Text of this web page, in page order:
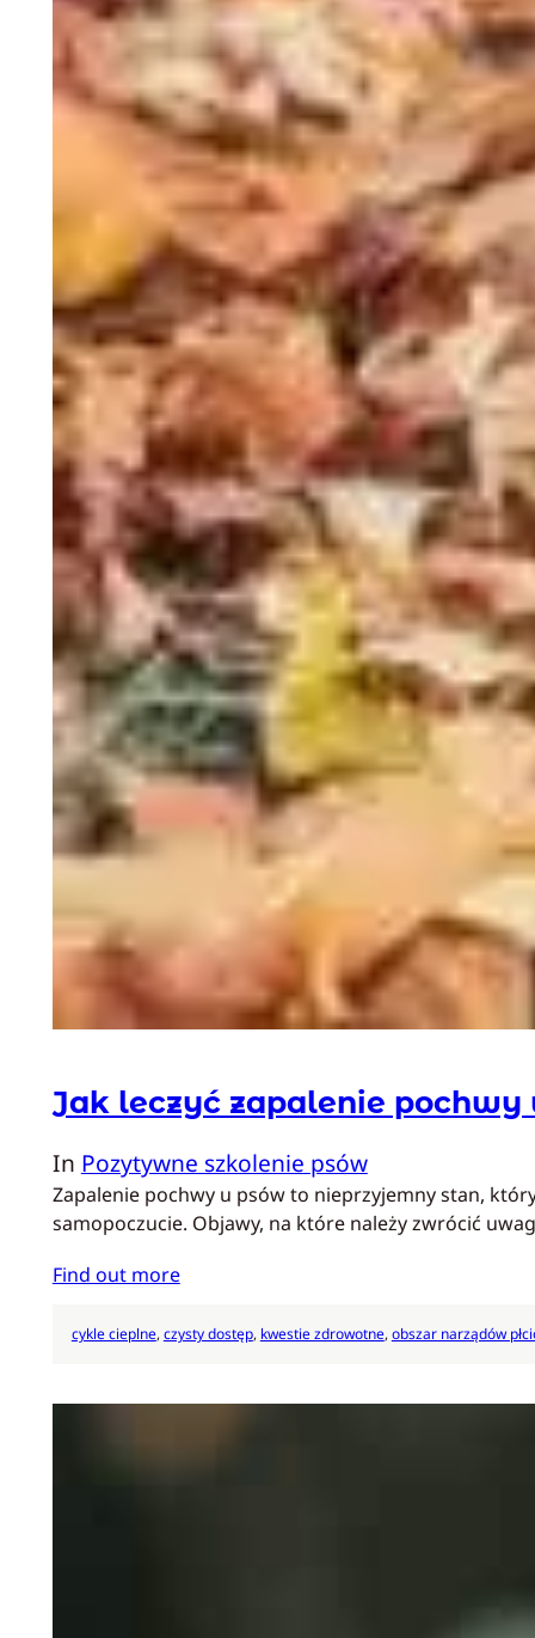
Jak leczyć zapalenie pochwy
In Pozytywne szkolenie psów
Zapalenie pochwy u psów to nieprzyjemny stan,
samopoczucie. Objawy, na które należy zwrócić
Find out more
cykle cieplne, czysty dostęp, kwestie zdrowotne, obszar narządów